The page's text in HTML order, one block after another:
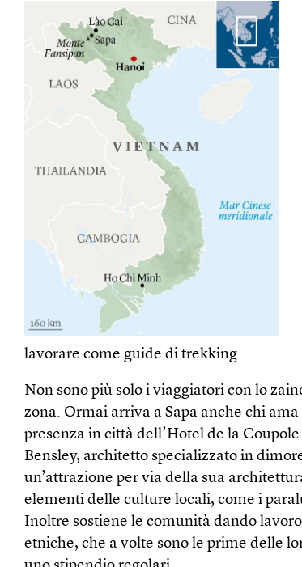
lavorare come guide di trekking.
Non sono più solo i viaggiatori con lo
zona. Ormai arriva a Sapa anche chi
presenza in città dell’Hotel de la
Bensley, architetto specializzato in
un’attrazione per via della sua
elementi delle culture locali, come i
Inoltre sostiene le comunità dando
etniche, che a volte sono le prime delle